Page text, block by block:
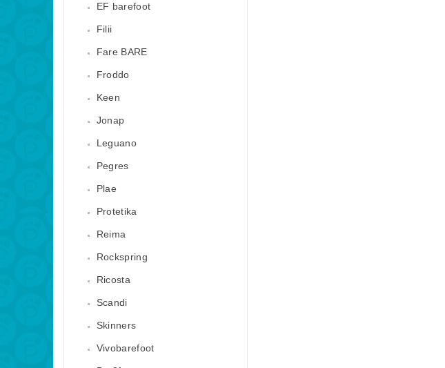
EF barefoot
Filii
Fare BARE
Froddo
Keen
Jonap
Leguano
Pegres
Plae
Protetika
Reima
Rockspring
Ricosta
Scandi
Skinners
Vivobarefoot